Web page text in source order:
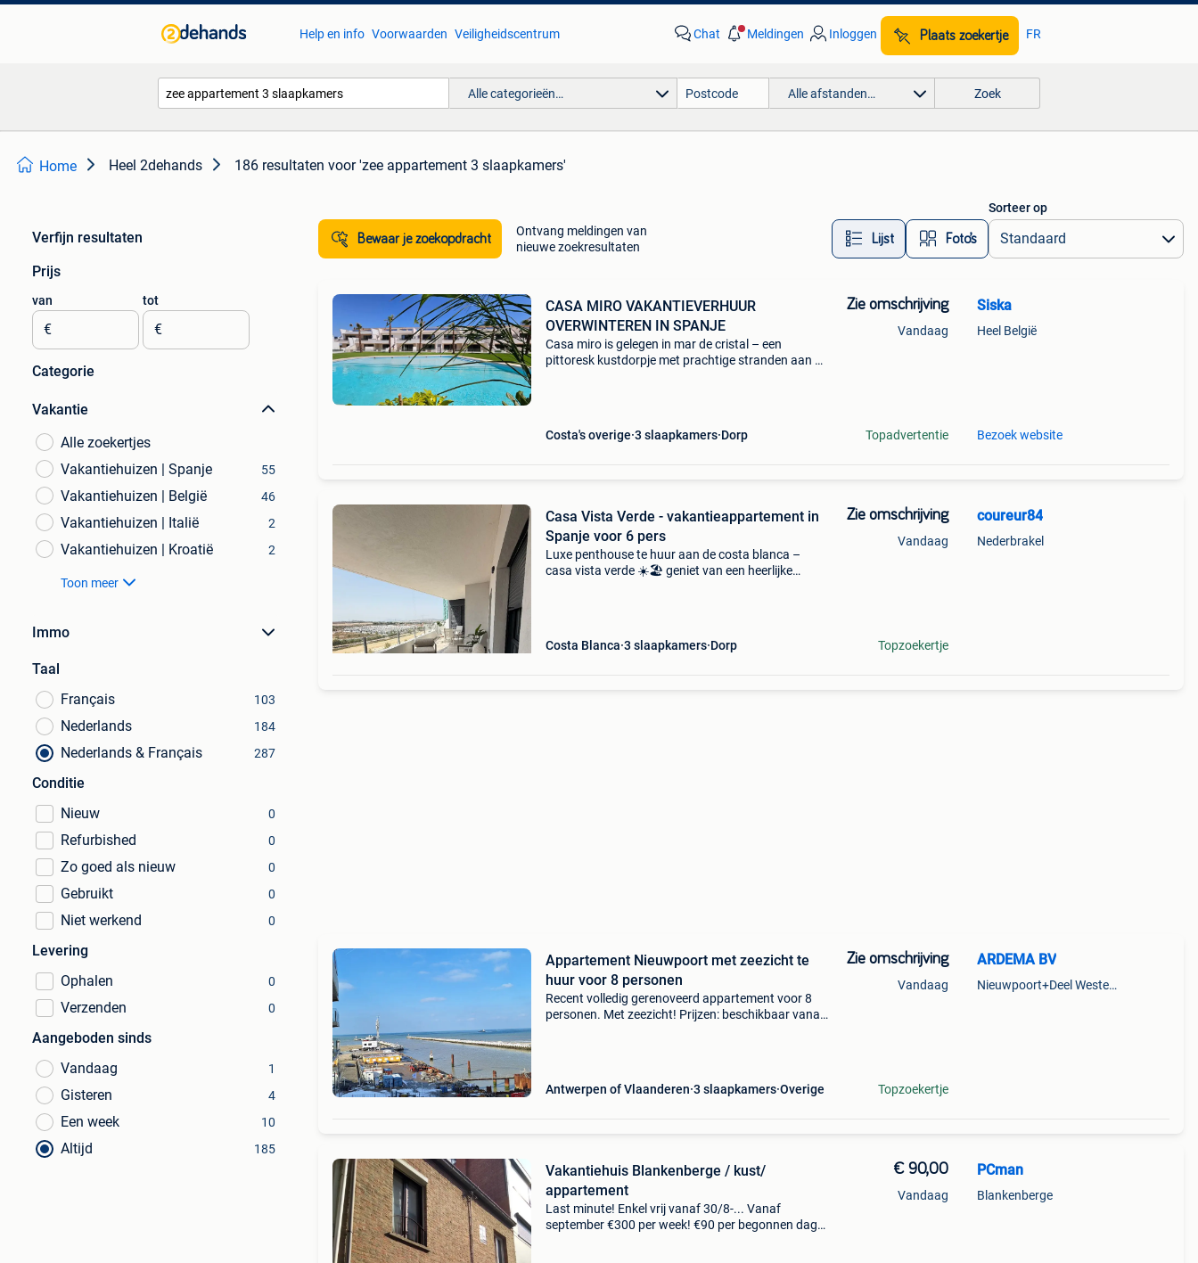
Help en info Voorwaarden Veiligheidscentrum Chat Meldingen Inloggen Plaats zoekertje FR
Alle categorieën… Alle afstanden… Zoek
Home Heel 2dehands 186 resultaten voor 'zee appartement 3 slaapkamers'
Verfijn resultaten
Prijs
van
€
tot
€
Categorie
Vakantie
Alle zoekertjes
Vakantiehuizen | Spanje
55
Vakantiehuizen | België 46
Vakantiehuizen | Italië 2
Vakantiehuizen | Kroatië 2
Toon meer
Immo
Taal
Français
103
Nederlands 184
Nederlands & Français 287
Conditie
Nieuw
0
Refurbished 0
Zo goed als nieuw 0
Gebruikt 0
Niet werkend 0
Levering
Ophalen
0
Verzenden 0
Aangeboden sinds
Vandaag
1
Gisteren 4
Een week 10
Altijd 185
Bewaar je zoekopdracht
Ontvang meldingen van
nieuwe zoekresultaten
Lijst Foto’s
Sorteer op
CASA MIRO VAKANTIEVERHUUR
OVERWINTEREN IN SPANJE
Casa miro is gelegen in mar de cristal – een
pittoresk kustdorpje met prachtige stranden aan de
Costa's overige 3 slaapkamers Dorp
Zie omschrijving
Vandaag
Topadvertentie
Siska
Heel België
Bezoek website
Casa Vista Verde - vakantieappartement in
Spanje voor 6 pers
Luxe penthouse te huur aan de costa blanca –
casa vista verde ☀️🏖️ geniet van een heerlijke
Costa Blanca 3 slaapkamers Dorp
Zie omschrijving
Vandaag
Topzoekertje
coureur84
Nederbrakel
Appartement Nieuwpoort met zeezicht te
huur voor 8 personen
Recent volledig gerenoveerd appartement voor 8
personen. Met zeezicht! Prijzen: beschikbaar vanaf
Antwerpen of Vlaanderen 3 slaapkamers Overige
Zie omschrijving
Vandaag
Topzoekertje
ARDEMA BV
Nieuwpoort+Deel Westende
Vakantiehuis Blankenberge / kust/
appartement
Last minute! Enkel vrij vanaf 30/8-... Vanaf
september €300 per week! €90 per begonnen dag
€ 90,00
Vandaag
PCman
Blankenberge